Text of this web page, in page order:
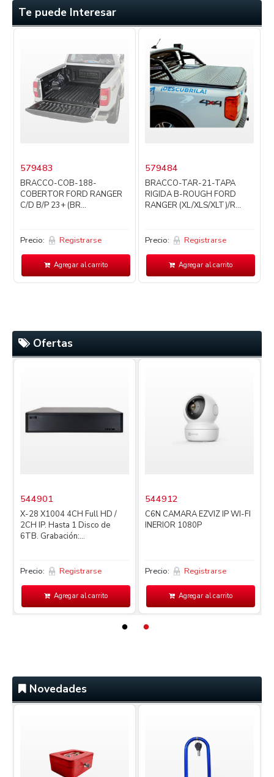
Te puede Interesar
579483
BRACCO-COB-188-
COBERTOR FORD RANGER
C/D B/P 23+ (BR...
Precio: Registrarse
Agregar al carrito
579484
BRACCO-TAR-21-TAPA
RIGIDA B-ROUGH FORD
RANGER (XL/XLS/XLT)/R...
Precio: Registrarse
Agregar al carrito
Ofertas
544901
X-28 X1004 4CH Full HD /
2CH IP. Hasta 1 Disco de
6TB. Grabación:...
Precio: Registrarse
Agregar al carrito
544912
C6N CAMARA EZVIZ IP WI-FI
INERIOR 1080P
Precio: Registrarse
Agregar al carrito
Novedades